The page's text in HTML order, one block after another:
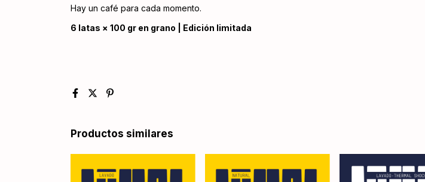
Hay un café para cada momento.
6 latas × 100 gr en grano | Edición limitada
Productos similares